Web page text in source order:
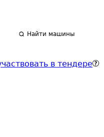
Найти машины
в тендере